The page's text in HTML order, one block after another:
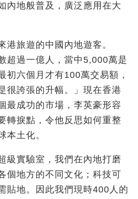
內地般普及，廣泛應用在大
港旅遊的中國內地遊客。
超過一億人，當中5,000萬是
初六個月才有100萬交易額，
很誇張的升幅。」現在香港
最成功的市場，李英豪形容
轉捩點，令他反思如何重整
本土化。
級實驗室，我們在內地打磨
個地方的不同文化；科技可
貼地。因此我們現時400人的